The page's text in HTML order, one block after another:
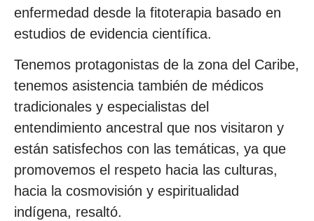
enfermedad desde la fitoterapia basado en
estudios de evidencia científica.
Tenemos protagonistas de la zona del Caribe,
tenemos asistencia también de médicos
tradicionales y especialistas del
entendimiento ancestral que nos visitaron y
están satisfechos con las temáticas, ya que
promovemos el respeto hacia las culturas,
hacia la cosmovisión y espiritualidad
indígena, resaltó.